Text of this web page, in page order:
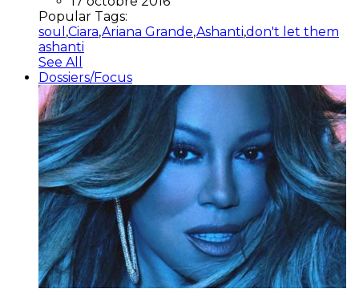
Popular Tags:
soul ,Ciara,Ariana Grande,Ashanti,don't let them
ashanti
See All
Dossiers/Focus